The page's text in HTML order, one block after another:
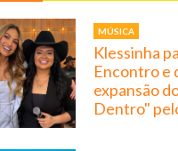
MÚSICA
Klessinha
Encontro e
expansão
Dentro"